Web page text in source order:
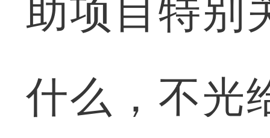
助项目特别
什么，不光